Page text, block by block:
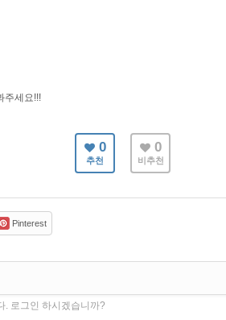
주세요!!!
0
추천
0
비추천
Pinterest
. 로그인 하시겠습니까?